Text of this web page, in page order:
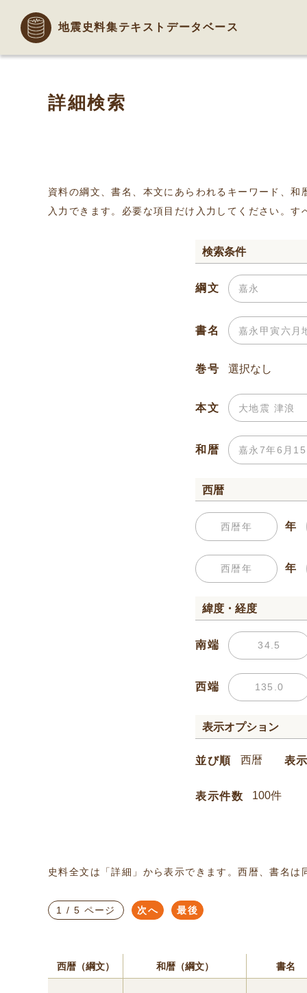
地震史料集テキストデータベース
詳細検索
資料の綱文、書名、本文にあらわれるキーワード、
入力できます。必要な項目だけ入力してください。
検索条件
綱文
書名
巻号
本文
和暦
西暦
年
年
緯度・経度
南端
西端
表示オプション
並び順 表
表示件数
史料全文は「詳細」から表示できます。西暦、書名
1 / 5 ページ 次へ 最後
西暦（綱文） 和暦（綱文） 書名